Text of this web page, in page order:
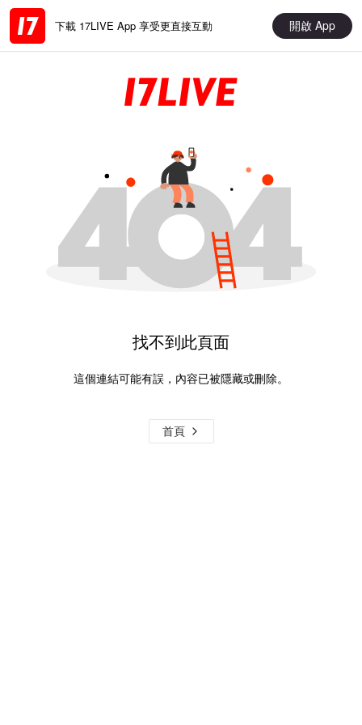
下載 17LIVE App 享受更直接互動 開啟 App
找不到此頁面
這個連結可能有誤，內容已被隱藏或刪除。
首頁